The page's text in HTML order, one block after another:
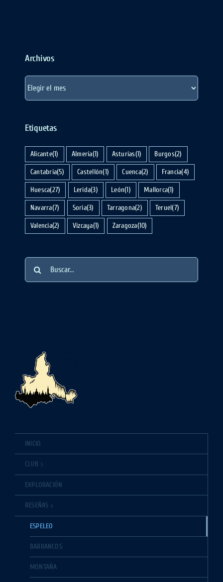
Archivos
Etiquetas
Alicante(1) Almería(1) Asturias(1) Burgos(2)
Cantabria(5) Castellón(1) Cuenca(2) Francia(4)
Huesca(27) Lerida(3) León(1) Mallorca(1)
Navarra(7) Soria(3) Tarragona(2) Teruel(7)
Valencia(2) Vizcaya(1) Zaragoza(10)
INICIO
CLUB
EXPLORACIÓN
RESEÑAS
ESPELEO
BARRANCOS
MONTAÑA